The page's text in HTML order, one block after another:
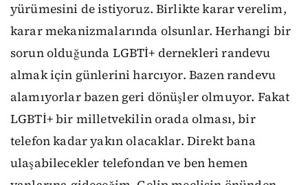
yürümesini de istiyoruz. Birlikte karar verelim,
karar mekanizmalarında olsunlar. Herhangi bir
sorun olduğunda LGBTİ+ dernekleri randevu
almak için günlerini harcıyor. Bazen randevu
alamıyorlar bazen geri dönüşler olmuyor. Fakat
LGBTİ+ bir milletvekilin orada olması, bir
telefon kadar yakın olacaklar. Direkt bana
ulaşabilecekler telefondan ve ben hemen